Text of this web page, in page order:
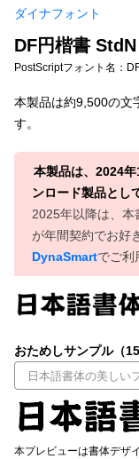
カート
マイページ
お気に入り
ご利用ガイド
よくあるご質問
お問い合わせ
宋朝体
教科書体
江戸文字
太さ・ウェイト
文字種類
ダイナフォント
DF円楷書
PostScriptフォント名：
本製品は約9,500の文
す。
本製品は、2024
ンロード製品とし
2025年以降は、本
が年間契約でお好
DynaSmartでご利
おためしサンプル（15
本プレビューは書体デザ